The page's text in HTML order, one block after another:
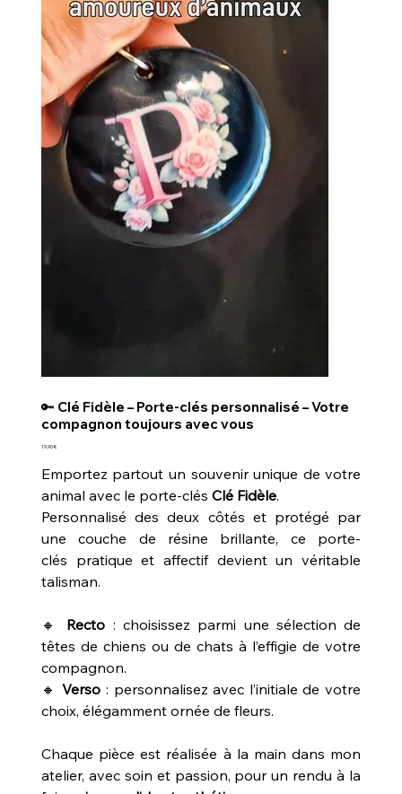
🔑 Clé Fidèle – Porte-clés personnalisé – Votre
compagnon toujours avec vous
Prix
19,90 €
Emportez partout un souvenir unique de votre
animal avec le porte-clés Clé Fidèle.
Personnalisé des deux côtés et protégé par
une couche de résine brillante, ce porte-
clés pratique et affectif devient un véritable
talisman.
🔸 Recto : choisissez parmi une sélection de
têtes de chiens ou de chats à l’effigie de votre
compagnon.
🔸Verso : personnalisez avec l’initiale de votre
choix, élégamment ornée de fleurs.
Chaque pièce est réalisée à la main dans mon
atelier, avec soin et passion, pour un rendu à la